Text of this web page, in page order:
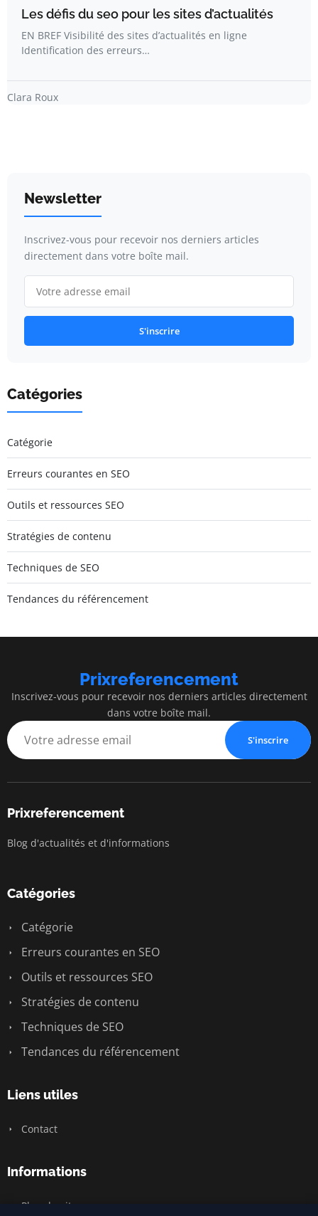
Les défis du seo pour les sites d’actualités
EN BREF Visibilité des sites d’actualités en ligne
Identification des erreurs…
Clara Roux
Newsletter
Inscrivez-vous pour recevoir nos derniers articles
directement dans votre boîte mail.
S'inscrire
Catégories
Catégorie
Erreurs courantes en SEO
Outils et ressources SEO
Stratégies de contenu
Techniques de SEO
Tendances du référencement
Prixreferencement
Inscrivez-vous pour recevoir nos derniers articles directement
dans votre boîte mail.
S'inscrire
Prixreferencement
Blog d'actualités et d'informations
Catégories
Catégorie
Erreurs courantes en SEO
Outils et ressources SEO
Stratégies de contenu
Techniques de SEO
Tendances du référencement
Liens utiles
Contact
Informations
Plan du site